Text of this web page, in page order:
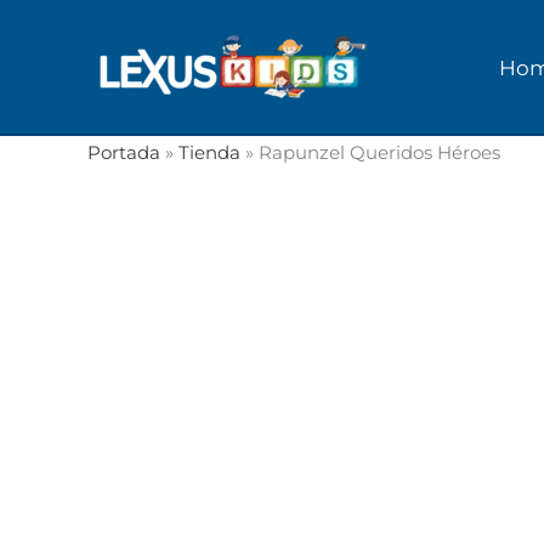
Portada » Tienda » Rapunzel Queridos Héroes